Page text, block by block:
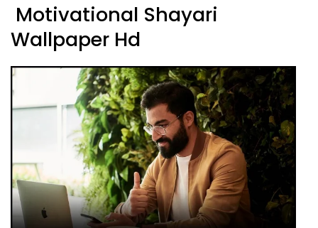
Motivational Shayari
Wallpaper Hd